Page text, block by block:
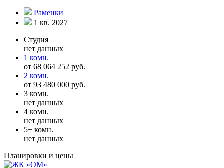
Раменки
1 кв. 2027
Студия
нет данных
1 комн.
от 68 064 252 руб.
2 комн.
от 93 480 000 руб.
3 комн.
нет данных
4 комн.
нет данных
5+ комн.
нет данных
Планировки и цены